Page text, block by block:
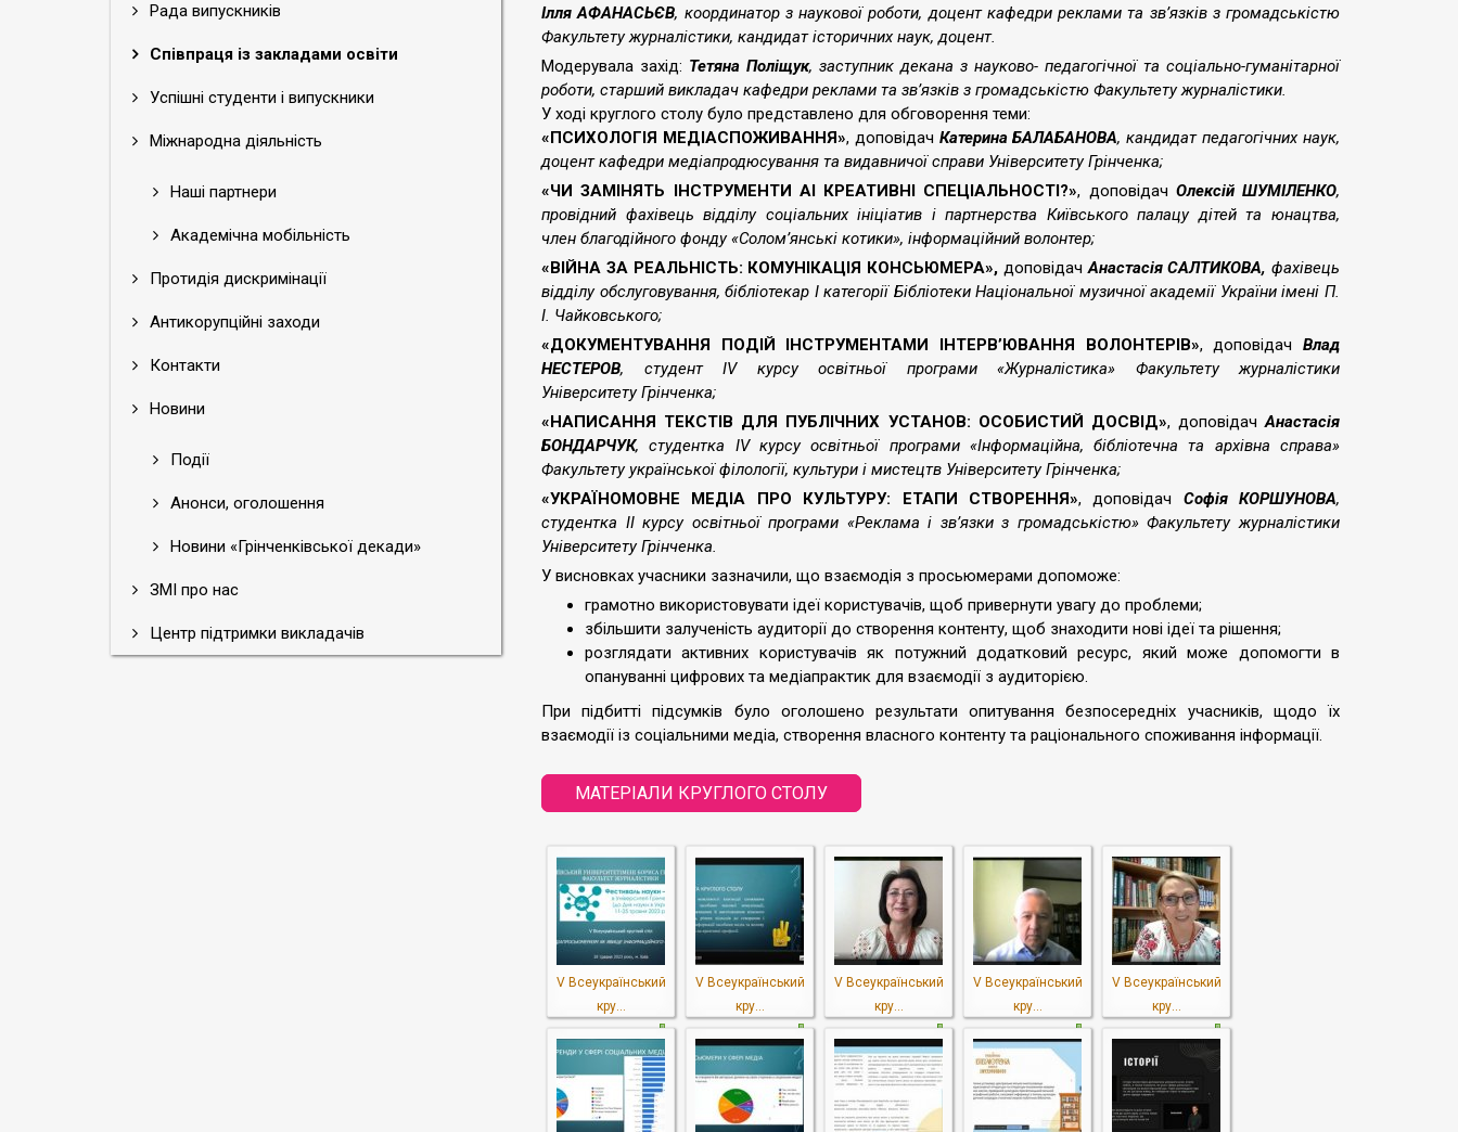
Рада випускників
Співпраця із закладами освіти
Успішні студенти і випускники
Міжнародна діяльність
Наші партнери
Академічна мобільність
Протидія дискримінації
Антикорупційні заходи
Контакти
Новини
Події
Анонси, оголошення
Новини «Грінченківської декади»
ЗМІ про нас
Центр підтримки викладачів
Ілля АФАНАСЬЄВ, координатор з наукової роботи, доцент кафедри реклами та зв’язків з громадськістю
Факультету журналістики, кандидат історичних наук, доцент.
Модерувала захід: Тетяна Поліщук, заступник декана з науково- педагогічної та соціально-гуманітарної
роботи, старший викладач кафедри реклами та зв’язків з громадськістю Факультету журналістики.
У ході круглого столу було представлено для обговорення теми:
«ПСИХОЛОГІЯ МЕДІАСПОЖИВАННЯ», доповідач Катерина БАЛАБАНОВА, кандидат педагогічних наук,
доцент кафедри медіапродюсування та видавничої справи Університету Грінченка;
«ЧИ ЗАМІНЯТЬ ІНСТРУМЕНТИ АІ КРЕАТИВНІ СПЕЦІАЛЬНОСТІ?», доповідач Олексій ШУМІЛЕНКО,
провідний фахівець відділу соціальних ініціатив і партнерства Київського палацу дітей та юнацтва,
член благодійного фонду «Солом’янські котики», інформаційний волонтер;
«ВІЙНА ЗА РЕАЛЬНІСТЬ: КОМУНІКАЦІЯ КОНСЬЮМЕРА», доповідач Анастасія САЛТИКОВА, фахівець
відділу обслуговування, бібліотекар І категорії Бібліотеки Національної музичної академії України імені П.
І. Чайковського;
«ДОКУМЕНТУВАННЯ ПОДІЙ ІНСТРУМЕНТАМИ ІНТЕРВ’ЮВАННЯ ВОЛОНТЕРІВ», доповідачВлад
НЕСТЕРОВ, студент ІV курсу освітньої програми «Журналістика» Факультету журналістики
УніверситетуГрінченка;
«НАПИСАННЯ ТЕКСТІВ ДЛЯ ПУБЛІЧНИХ УСТАНОВ: ОСОБИСТИЙ ДОСВІД», доповідачАнастасія
БОНДАРЧУК, студентка ІV курсу освітньої програми «Інформаційна, бібліотечна та архівна справа»
Факультету української філології, культури і мистецтв Університету Грінченка;
«УКРАЇНОМОВНЕ МЕДІА ПРО КУЛЬТУРУ: ЕТАПИ СТВОРЕННЯ», доповідач Софія КОРШУНОВА,
студентка ІІ курсу освітньої програми «Реклама і зв’язки з громадськістю» Факультету журналістики
Університету Грінченка.
У висновках учасники зазначили, що взаємодія з просьюмерами допоможе:
грамотно використовувати ідеї користувачів, щоб привернути увагу до проблеми;
збільшити залученість аудиторії до створення контенту, щоб знаходити нові ідеї та рішення;
розглядати активних користувачів як потужний додатковий ресурс, який може допомогти в
опануванні цифрових та медіапрактик для взаємодії з аудиторією.
При підбитті підсумків було оголошено результати опитування безпосередніх учасників, щодо їх
взаємодії із соціальними медіа, створення власного контенту та раціонального споживання інформації.
МАТЕРІАЛИ КРУГЛОГО СТОЛУ
V Всеукраїнський
кру...
V Всеукраїнський
кру...
V Всеукраїнський
кру...
V Всеукраїнський
кру...
V Всеукраїнський
кру...